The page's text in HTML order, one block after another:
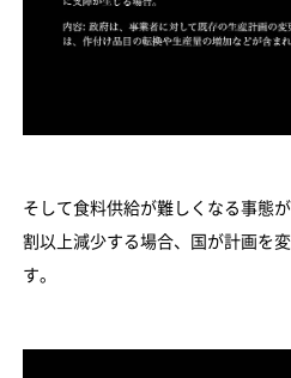
そして食料供給が難しくなる事態
割以上減少する場合、国が計画を
す。